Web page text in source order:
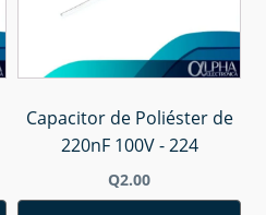
Capacitor de Poliéster de
220nF 100V - 224
Q2.00